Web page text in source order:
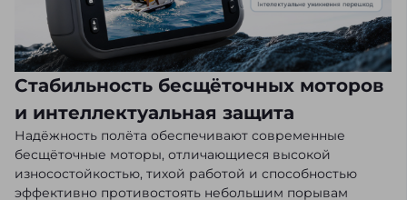
Стабильность бесщёточных моторов
и интеллектуальная защита
Надёжность полёта обеспечивают современные
бесщёточные моторы, отличающиеся высокой
износостойкостью, тихой работой и способностью
эффективно противостоять небольшим порывам